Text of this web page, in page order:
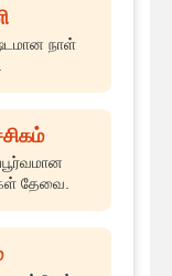
நாள்
தேவை.